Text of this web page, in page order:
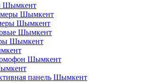
Шымкент
Шымкент
Шымкент
Шымкент
Шымкент
Шымкент
панель Шымкент